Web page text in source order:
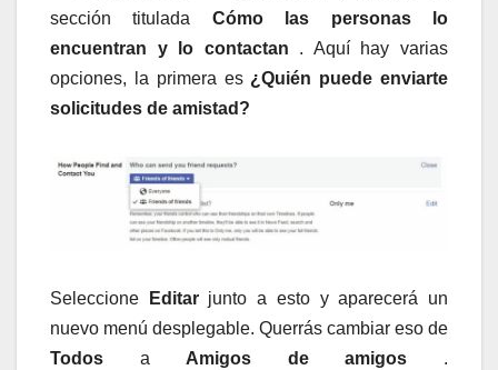
sección titulada Cómo las personas lo
encuentran y lo contactan . Aquí hay varias
opciones, la primera es ¿Quién puede enviarte
solicitudes de amistad?
Seleccione Editarjunto a esto y aparecerá un
nuevo menú desplegable. Querrás cambiar eso de
Todos a Amigos de amigos .